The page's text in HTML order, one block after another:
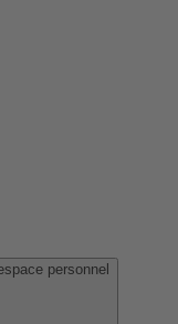
personnel